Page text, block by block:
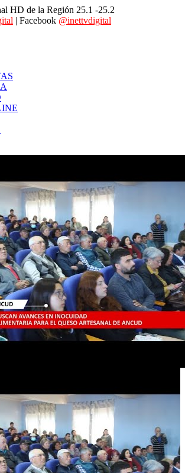
HD de la Región 25.1 -25.2
| Facebook @inettvdigital